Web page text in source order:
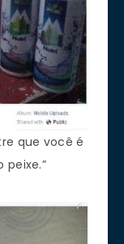
que você é
peixe.”